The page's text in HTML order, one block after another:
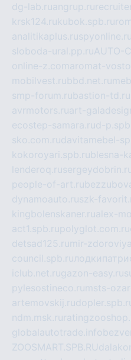
dg-lab.ruangrup.ru
krsk124.rukubok.spb.ru
analitikaplus.ruspyonline.ru
sloboda-ural.pp.ruAUTO-
online-z.comaromat-
mobilvest.rubbd.net.ru
smp-forum.rubastion-td.ru
avrmotors.ruart-
ecostep-samara.rud-
sko.com.rudavitamebel-
kokoroyari.spb.rublesna-
lenderoq.ru
people-of-art.ru
dynamoauto.ruszk-
kingbolenskaner.rualex-
act1.spb.rupolyglot.com.ru
detsad125.ru mir-
council.spb.ru
iclub.net.rugazon-easy.ru
pylesostineco.ru msts-
artemovskij.ru
ndm.msk.ru
globalautotrade.info
ZOOSMART.SPB.RU